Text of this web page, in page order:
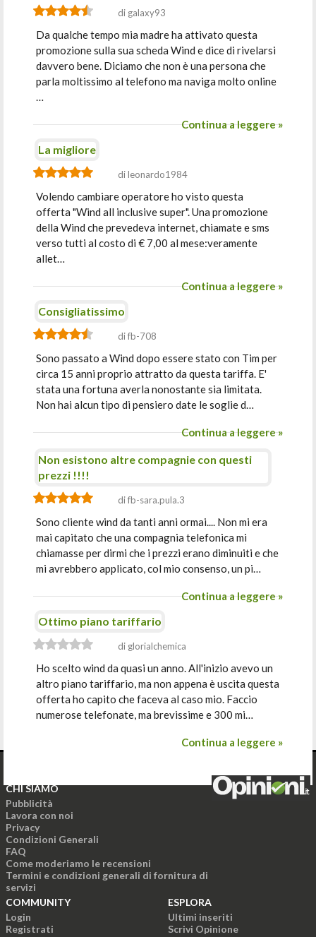
di galaxy93
Da qualche tempo mia madre ha attivato questa
promozione sulla sua scheda Wind e dice di rivelarsi
davvero bene. Diciamo che non è una persona che
parla moltissimo al telefono ma naviga molto online
…
Continua a leggere »
La migliore
di leonardo1984
Volendo cambiare operatore ho visto questa
offerta "Wind all inclusive super". Una promozione
della Wind che prevedeva internet, chiamate e sms
verso tutti al costo di € 7,00 al mese:veramente
allet…
Continua a leggere »
Consigliatissimo
di fb-708
Sono passato a Wind dopo essere stato con Tim per
circa 15 anni proprio attratto da questa tariffa. E'
stata una fortuna averla nonostante sia limitata.
Non hai alcun tipo di pensiero date le soglie d…
Continua a leggere »
Non esistono altre compagnie con questi
prezzi !!!!
di fb-sara.pula.3
Sono cliente wind da tanti anni ormai.... Non mi era
mai capitato che una compagnia telefonica mi
chiamasse per dirmi che i prezzi erano diminuiti e che
mi avrebbero applicato, col mio consenso, un pi…
Continua a leggere »
Ottimo piano tariffario
di glorialchemica
Ho scelto wind da quasi un anno. All'inizio avevo un
altro piano tariffario, ma non appena è uscita questa
offerta ho capito che faceva al caso mio. Faccio
numerose telefonate, ma brevissime e 300 mi…
Continua a leggere »
CHI SIAMO
Pubblicità
Lavora con noi
Privacy
Condizioni Generali
FAQ
Come moderiamo le recensioni
Termini e condizioni generali di fornitura di
servizi
COMMUNITY
Login
Registrati
ESPLORA
Ultimi inseriti
Scrivi Opinione